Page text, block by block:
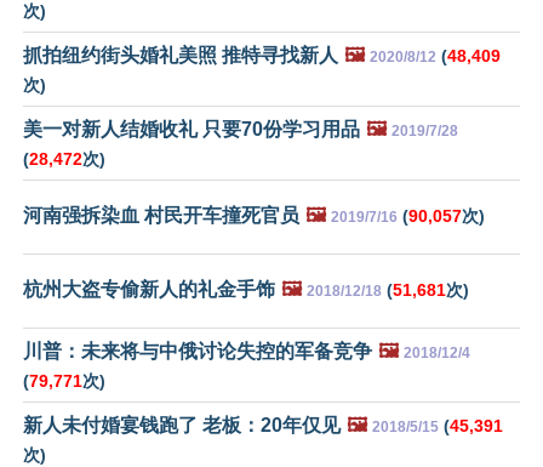
次)
抓拍纽约街头婚礼美照 推特寻找新人 🖼️ 2020/8/12 (48,409
次)
美一对新人结婚收礼 只要70份学习用品 🖼️ 2019/7/28
(28,472次)
河南强拆染血 村民开车撞死官员 🖼️ 2019/7/16 (90,057次)
杭州大盗专偷新人的礼金手饰 🖼️ 2018/12/18 (51,681次)
川普：未来将与中俄讨论失控的军备竞争 🖼️ 2018/12/4
(79,771次)
新人未付婚宴钱跑了 老板：20年仅见 🖼️ 2018/5/15 (45,391
次)